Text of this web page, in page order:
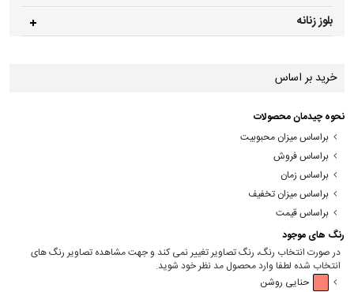
بلوز زنانه
خرید بر اساس
نحوه چیدمان محصولات
براساس میزان محبوبیت
براساس فروش
براساس زمان
براساس میزان تخفیف
براساس قیمت
رنگ های موجود
در صورت انتخاب رنگ، رنگ تصاویر تغییر نمی کند و جهت مشاهده تصاویر رنگ های
انتخاب شده لطفا وارد محصول مد نظر خود شوید.
حنایی روشن